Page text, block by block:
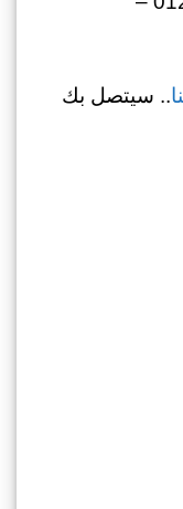
.. سيتصل بك